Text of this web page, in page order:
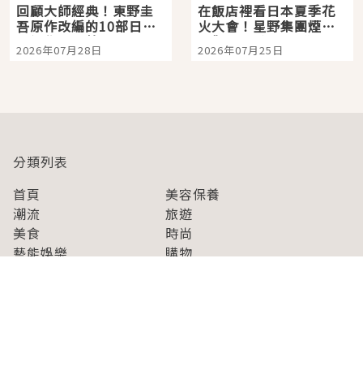
回顧大師經典！東野圭
吾原作改編的10部日本
影視作品推薦
2026年07月28日
在飯店裡看日本夏季花
火大會！星野集團煙火
景觀飯店6選，讓你不用
人擠人悠閒欣賞
2026年07月25日
分類列表
首頁
美容保養
潮流
旅遊
美食
時尚
藝能娛樂
購物